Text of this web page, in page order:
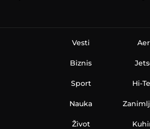
Vesti
Biznis
Sport
Nauka
Hi-
Život